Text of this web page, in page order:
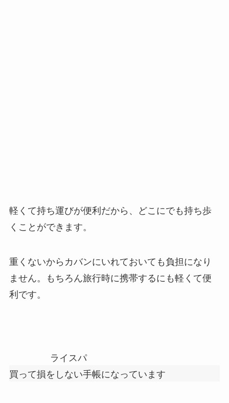
軽くて持ち運びが便利だから、どこにでも持ち歩
くことができます。
重くないからカバンにいれておいても負担になり
ません。もちろん旅行時に携帯するにも軽くて便
利です。
ライスパ
買って損をしない手帳になっています